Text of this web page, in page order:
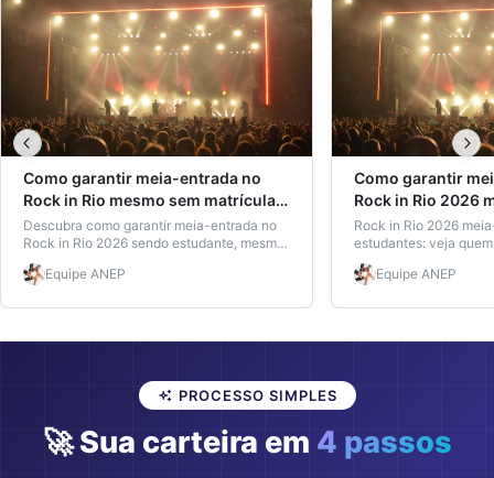
Como garantir meia-entrada no
Rock in Rio mesmo sem matrícula
ativa
Descubra como garantir meia-entrada no
Rock in Rio 2026 sendo estudante, mesmo
sem matrícula ativa. Veja preços, regras e
como emitir sua carteirinha ANEP
Equipe ANEP
Como garantir
Rock in Rio 2026
matrícula ativa
Rock in Rio 2026
estudantes: veja
comprovar, preços,
carteira ANEP
Equipe ANEP
PROCESSO SIMPLES
🚀 Sua carteira em 4 passos